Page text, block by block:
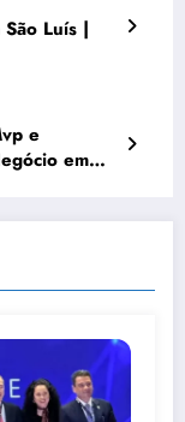
Luís |
e
em